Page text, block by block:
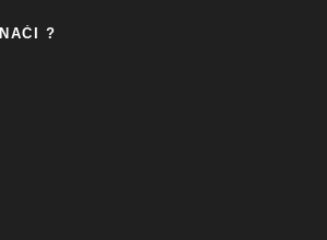
?